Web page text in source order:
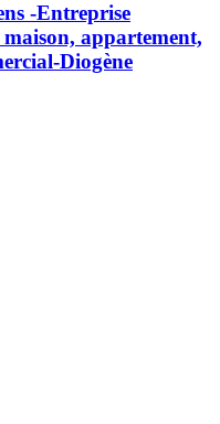
-Entreprise
appartement,
Diogène